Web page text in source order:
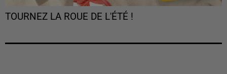
TOURNEZ LA ROUE DE L'ÉTÉ !